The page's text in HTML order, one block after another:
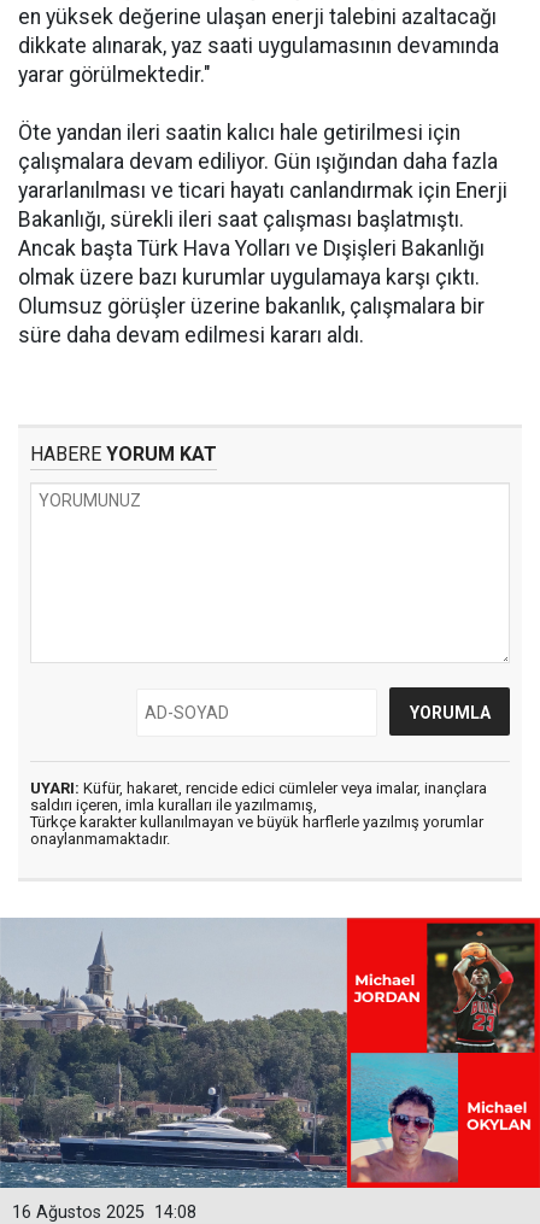
en yüksek değerine ulaşan enerji talebini azaltacağı
dikkate alınarak, yaz saati uygulamasının devamında
yarar görülmektedir."
Öte yandan ileri saatin kalıcı hale getirilmesi için
çalışmalara devam ediliyor. Gün ışığından daha fazla
yararlanılması ve ticari hayatı canlandırmak için Enerji
Bakanlığı, sürekli ileri saat çalışması başlatmıştı.
Ancak başta Türk Hava Yolları ve Dışişleri Bakanlığı
olmak üzere bazı kurumlar uygulamaya karşı çıktı.
Olumsuz görüşler üzerine bakanlık, çalışmalara bir
süre daha devam edilmesi kararı aldı.
HABERE YORUM KAT
UYARI: Küfür, hakaret, rencide edici cümleler veya imalar, inançlara
saldırı içeren, imla kuralları ile yazılmamış,
Türkçe karakter kullanılmayan ve büyük harflerle yazılmış yorumlar
onaylanmamaktadır.
14:08
16 Ağustos 2025